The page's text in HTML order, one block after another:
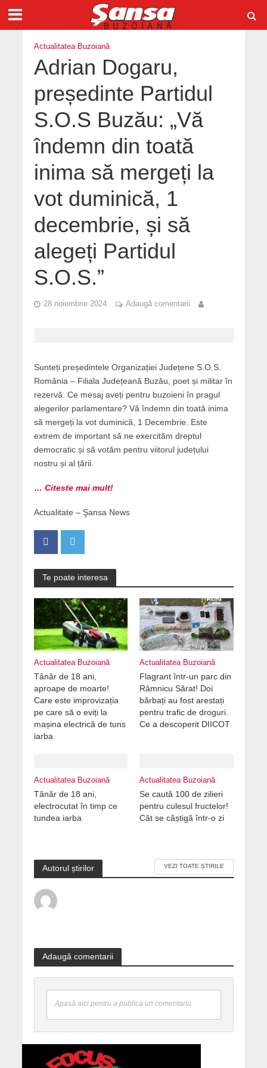
Actualitatea Buzoiană
Adrian Dogaru,
președinte Partidul
S.O.S Buzău: „Vă
îndemn din toată
inima să mergeți la
vot duminică, 1
decembrie, și să
alegeți Partidul
S.O.S.”
28 noiembrie 2024 Adaugă comentarii
Sunteți președintele Organizației Județene S.O.S.
România – Filiala Județeană Buzău, poet și militar în
rezervă. Ce mesaj aveți pentru buzoieni în pragul
alegerilor parlamentare? Vă îndemn din toată inima
să mergeți la vot duminică, 1 Decembrie. Este
extrem de important să ne exercităm dreptul
democratic și să votăm pentru viitorul județului
nostru și al țării.
… Citeste mai mult!
Actualitate – Şansa News
Te poate interesa
Actualitatea Buzoiană
Tânăr de 18 ani,
aproape de moarte!
Care este improvizația
pe care să o eviți la
mașina electrică de tuns
iarba
Actualitatea Buzoiană
Flagrant într-un parc din
Râmnicu Sărat! Doi
bărbați au fost arestați
pentru trafic de droguri.
Ce a descoperit DIICOT
Actualitatea Buzoiană
Tânăr de 18 ani,
electrocutat în timp ce
tundea iarba
Actualitatea Buzoiană
Se caută 100 de zilieri
pentru culesul fructelor!
Cât se câștigă într-o zi
Autorul știrilor VEZI TOATE ȘTIRILE
Adaugă comentarii
Apasă aici pentru a publica un comentariu